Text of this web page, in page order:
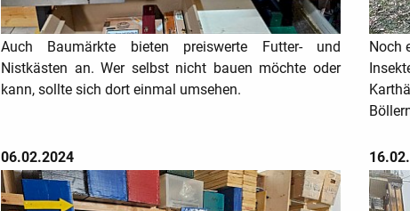
Auch Baumärkte bieten preiswerte Futter- und
Nistkästen an. Wer selbst nicht bauen möchte oder
kann, sollte sich dort einmal umsehen.
Noch
06.02.2024